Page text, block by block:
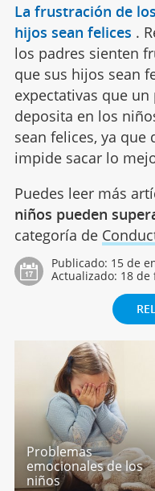
La frustración de
hijos sean felices .
los padres sienten
que sus hijos sean
expectativas que
deposita en los
sean felices, ya que
impide sacar lo
Puedes leer más
niños pueden
categoría de
Publicado: 15 de
Actualizado: 18 de
Problemas
emocionales de los
niños